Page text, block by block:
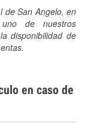
de San Angelo, en
de nuestros
disponibilidad de
en caso de